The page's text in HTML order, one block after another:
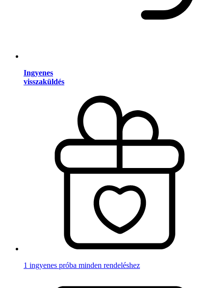
Ingyenes
visszaküldés
1 ingyenes próba minden rendeléshez